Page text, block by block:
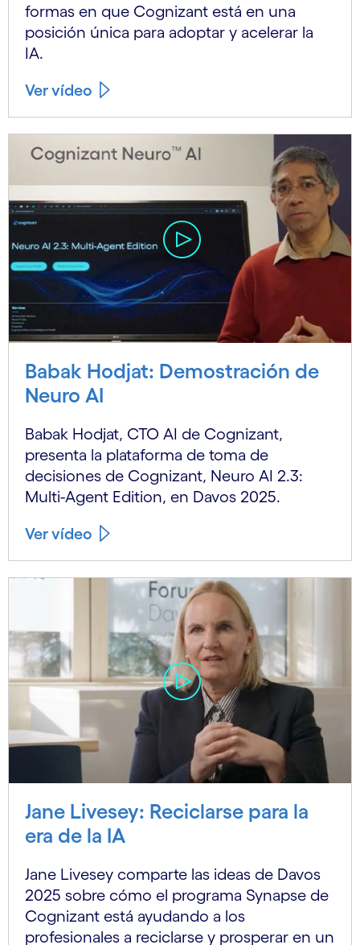
formas en que Cognizant está en una
posición única para adoptar y acelerar la
IA.
Ver vídeo
Babak Hodjat: Demostración de
Neuro AI
Babak Hodjat, CTO AI de Cognizant,
presenta la plataforma de toma de
decisiones de Cognizant, Neuro AI 2.3:
Multi-Agent Edition, en Davos 2025.
Ver vídeo
Jane Livesey: Reciclarse para la
era de la IA
Jane Livesey comparte las ideas de Davos
2025 sobre cómo el programa Synapse de
Cognizant está ayudando a los
profesionales a reciclarse y prosperar en un